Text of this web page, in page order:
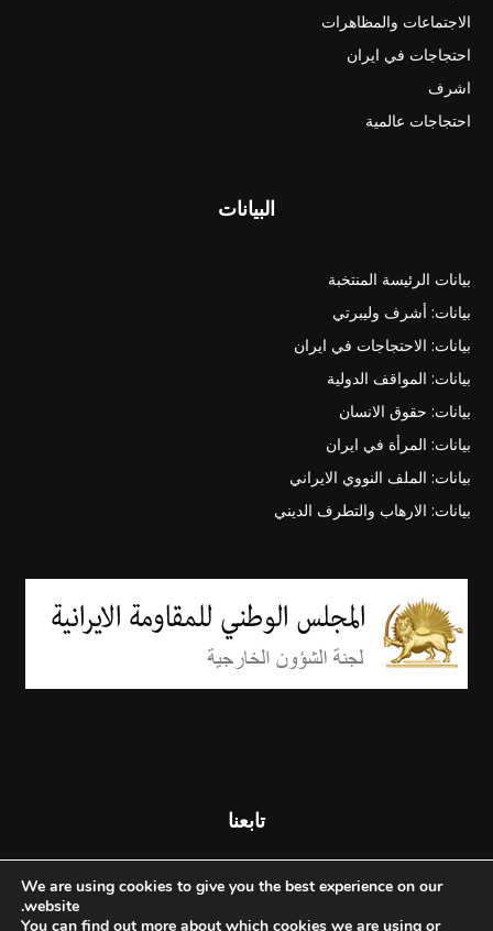
الاجتماعات والمظاهرات
احتجاجات في ايران
اشرف
احتجاجات عالمية
البيانات
بيانات الرئيسة المنتخبة
بيانات: أشرف وليبرتي
بيانات: الاحتجاجات في ايران
بيانات: المواقف الدولية
بيانات: حقوق الانسان
بيانات: المرأة في ايران
بيانات: الملف النووي الايراني
بيانات: الارهاب والتطرف الديني
تابعنا
We are using cookies to give you the best experience on our
website.
You can find out more about which cookies we are using or